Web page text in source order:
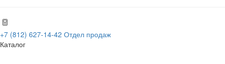
+7 (812) 627-14-42 Отдел продаж
Каталог